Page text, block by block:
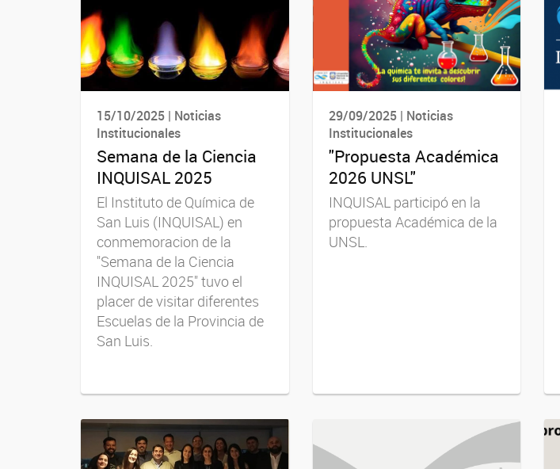
15/10/2025 | Noticias
Institucionales
Semana de la Ciencia
INQUISAL 2025
El Instituto de Química de
San Luis (INQUISAL) en
conmemoracion de la
"Semana de la Ciencia
INQUISAL 2025" tuvo el
placer de visitar diferentes
Escuelas de la Provincia de
San Luis.
29/09/2025 | Noticias
Institucionales
"Propuesta Académica
2026 UNSL"
INQUISAL participó en la
propuesta Académica de la
UNSL.